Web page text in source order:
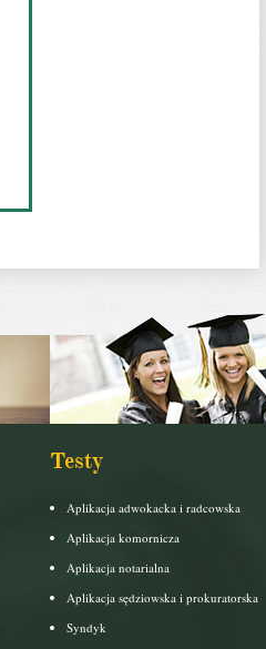
Testy
Aplikacja adwokacka i radcowska
Aplikacja komornicza
Aplikacja notarialna
Aplikacja sędziowska i prokuratorska
Syndyk